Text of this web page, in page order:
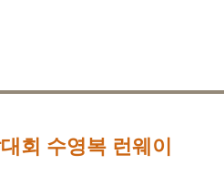
회 수영복 런웨이